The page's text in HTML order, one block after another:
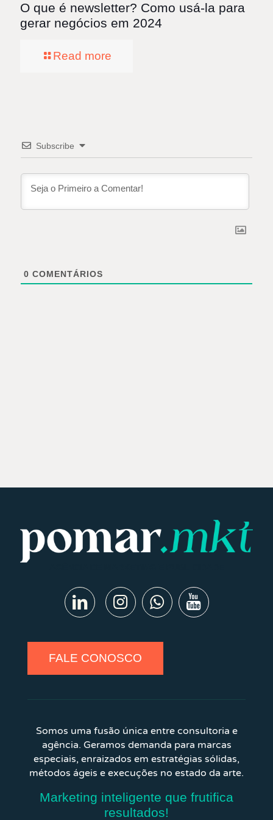
O que é newsletter? Como usá-la para
gerar negócios em 2024
Read more
Subscribe
0 COMENTÁRIOS
FALE CONOSCO
Somos uma fusão única entre consultoria e
agência. Geramos demanda para marcas
especiais, enraizados em estratégias sólidas,
métodos ágeis e execuções no estado da arte.
Marketing inteligente que frutifica
resultados!